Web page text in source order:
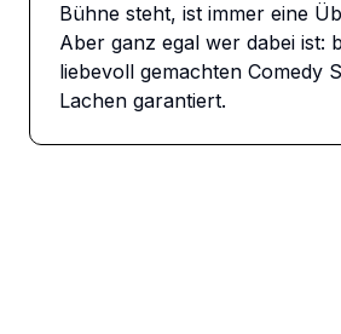
Bühne steht, ist immer eine
Aber ganz egal wer dabei ist:
liebevoll gemachten Comedy
Lachen garantiert.